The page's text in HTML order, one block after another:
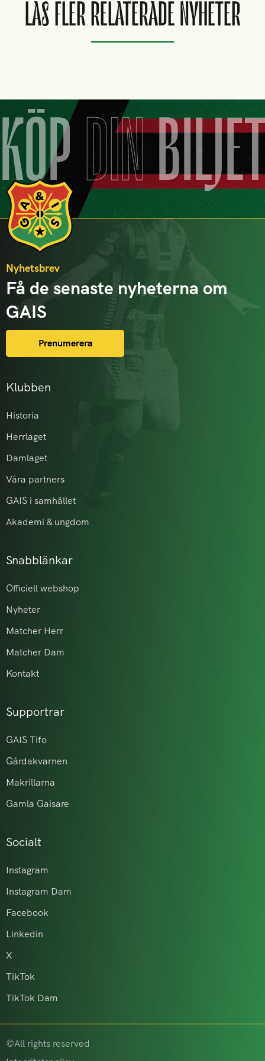
LÄS FLER RELATERADE NYHETER
KÖPDIN
Klubben
Historia
Herrlaget
Damlaget
Våra partners
GAIS i samhället
Akademi & ungdom
Snabblänkar
Officiell webshop
Nyheter
Matcher Herr
Matcher Dam
Kontakt
Supportrar
GAIS Tifo
Gårdakvarnen
Makrillarna
Gamla Gaisare
Socialt
Instagram
Instagram Dam
Facebook
Linkedin
X
TikTok
TikTok Dam
Nyhetsbrev
Få de senaste nyheterna om
GAIS
Prenumerera
©All rights reserved